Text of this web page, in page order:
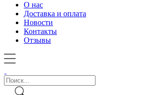
О нас
Доставка и оплата
Новости
Контакты
Отзывы